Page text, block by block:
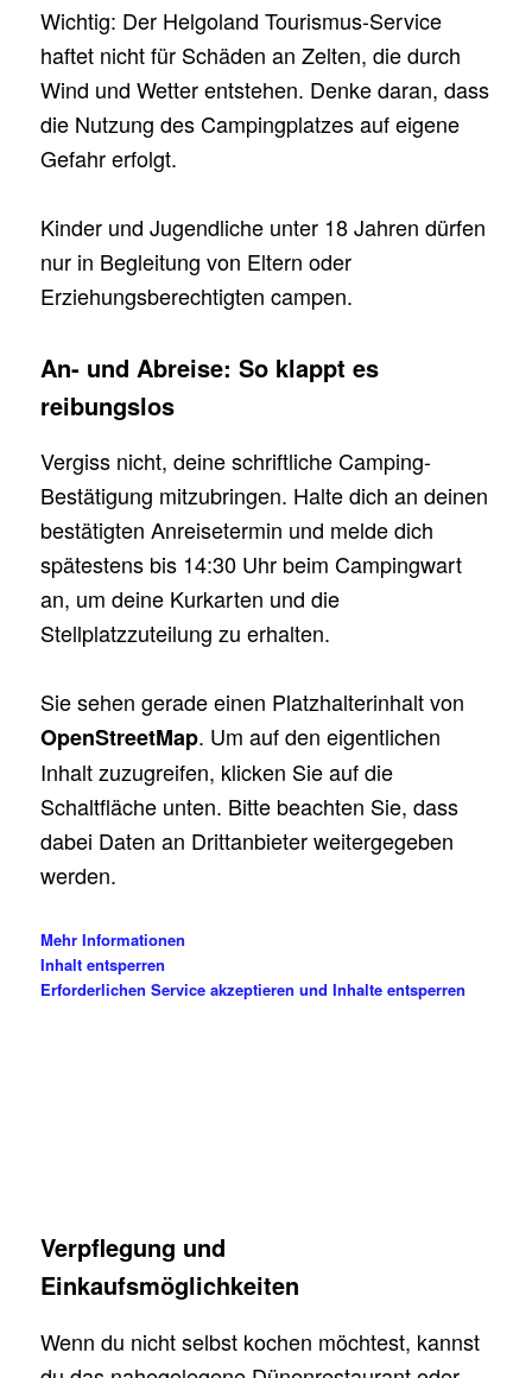
Wichtig: Der Helgoland Tourismus-Service
haftet nicht für Schäden an Zelten, die durch
Wind und Wetter entstehen. Denke daran, dass
die Nutzung des Campingplatzes auf eigene
Gefahr erfolgt.
Kinder und Jugendliche unter 18 Jahren dürfen
nur in Begleitung von Eltern oder
Erziehungsberechtigten campen.
An- und Abreise: So klappt es
reibungslos
Vergiss nicht, deine schriftliche Camping-
Bestätigung mitzubringen. Halte dich an deinen
bestätigten Anreisetermin und melde dich
spätestens bis 14:30 Uhr beim Campingwart
an, um deine Kurkarten und die
Stellplatzzuteilung zu erhalten.
Sie sehen gerade einen Platzhalterinhalt von
OpenStreetMap. Um auf den eigentlichen
Inhalt zuzugreifen, klicken Sie auf die
Schaltfläche unten. Bitte beachten Sie, dass
dabei Daten an Drittanbieter weitergegeben
werden.
Mehr Informationen
Inhalt entsperren
Erforderlichen Service akzeptieren und Inhalte entsperren
Verpflegung und
Einkaufsmöglichkeiten
Wenn du nicht selbst kochen möchtest, kannst